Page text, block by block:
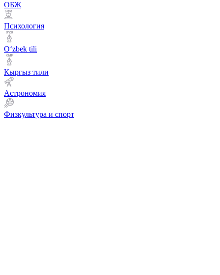
ОБЖ
Психология
Оʻzbek tili
Кыргыз тили
Астрономия
Физкультура и спорт